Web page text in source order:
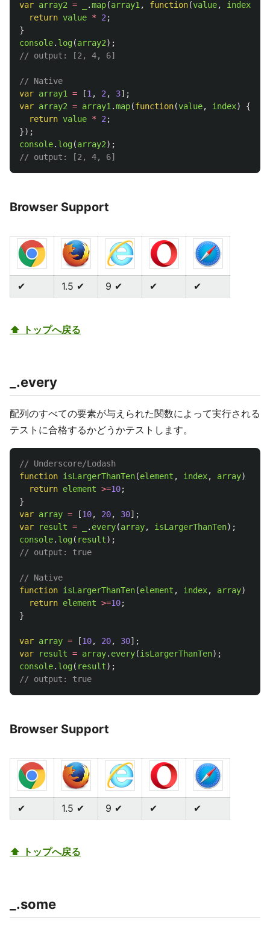
var array2 = .map(array1 , function(value, index
return value * 2 ;
}
console. log(array2);
// output: [2, 4, 6]
// Native
var array1 = [1 , 2 , 3];
var array2 = array1 .map(function(value, index)
{
return value * 2 ;
});
console. log(array2);
// output: [2, 4, 6]
Browser Support
✔ 1.5 ✔ 9 ✔ ✔ ✔
⬆ トップへ戻る
_.every
配列のすべての要素が与えられた関数によって実行される
テストに合格するかどうかテストします。
// Underscore/Lodash
function isLargerThanTen(element , index, array)
return element >=10;
}
var array = [10, 20, 30];
var
result = . every(array, isLargerThanTen);
console. log( result);
// output: true
// Native
function isLargerThanTen(element , index, array)
return element >=10;
}
var array = [10, 20, 30];
var
result = array. every(isLargerThanTen);
console. log( result);
// output: true
Browser Support
✔ 1.5 ✔ 9 ✔ ✔ ✔
⬆ トップへ戻る
_.some